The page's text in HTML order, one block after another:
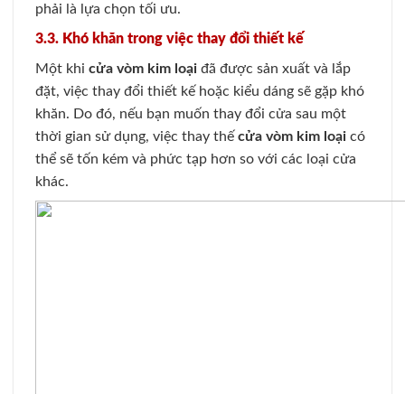
phải là lựa chọn tối ưu.
3.3. Khó khăn trong việc thay đổi thiết kế
Một khi cửa vòm kim loại đã được sản xuất và lắp
đặt, việc thay đổi thiết kế hoặc kiểu dáng sẽ gặp khó
khăn. Do đó, nếu bạn muốn thay đổi cửa sau một
thời gian sử dụng, việc thay thế cửa vòm kim loại có
thể sẽ tốn kém và phức tạp hơn so với các loại cửa
khác.